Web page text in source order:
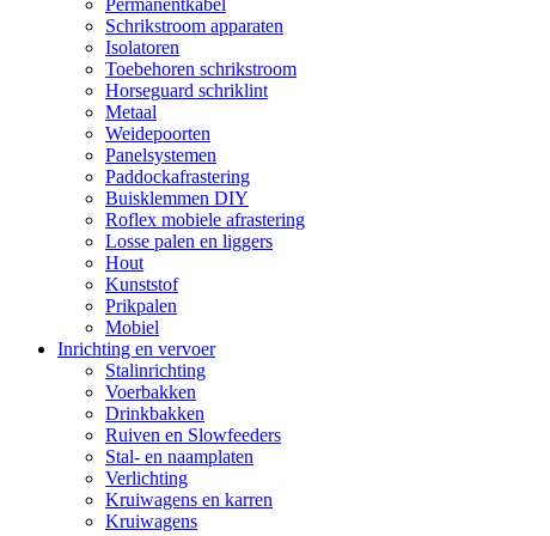
Permanentkabel
Schrikstroom apparaten
Isolatoren
Toebehoren schrikstroom
Horseguard schriklint
Metaal
Weidepoorten
Panelsystemen
Paddockafrastering
Buisklemmen DIY
Roflex mobiele afrastering
Losse palen en liggers
Hout
Kunststof
Prikpalen
Mobiel
Inrichting en vervoer
Stalinrichting
Voerbakken
Drinkbakken
Ruiven en Slowfeeders
Stal- en naamplaten
Verlichting
Kruiwagens en karren
Kruiwagens